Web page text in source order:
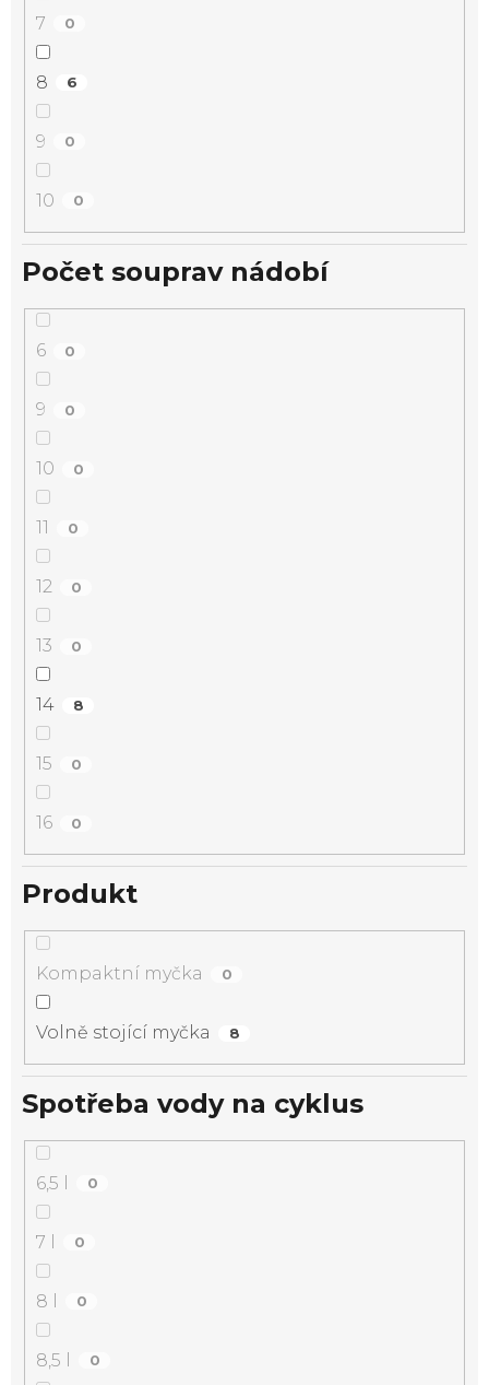
7 0
8 6
9 0
10 0
Počet souprav nádobí
6 0
9 0
10 0
11 0
12 0
13 0
14 8
15 0
16 0
Produkt
Kompaktní myčka 0
Volně stojící myčka 8
Spotřeba vody na cyklus
6,5 l 0
7 l 0
8 l 0
8,5 l 0